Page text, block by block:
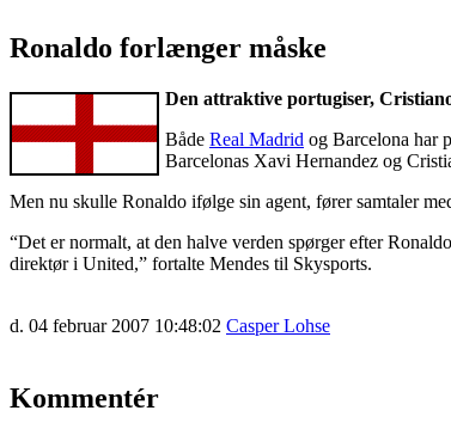
Ronaldo forlænger måske
Den attraktive portugiser,
Både Real Madrid og Barcelona har
Barcelonas Xavi Hernandez og
Men nu skulle Ronaldo ifølge sin agent, fører samtaler
“Det er normalt, at den halve verden spørger efter
direktør i United,” fortalte Mendes til Skysports.
d. 04 februar 2007 10:48:02 Casper Lohse
Kommentér